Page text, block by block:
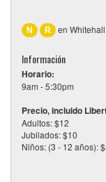
N R en
Información
Horario:
9am - 5:30pm
Precio, incluido
Adultos: $12
Jubilados: $10
Niños: (3 - 12 años):